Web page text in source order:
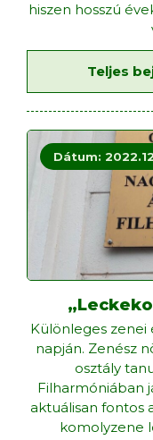
hiszen hosszú
Teljes
Dátum:
Különleges
napján. Zenész
osztály
Filharmóniában
aktuálisan fontos
komolyzene